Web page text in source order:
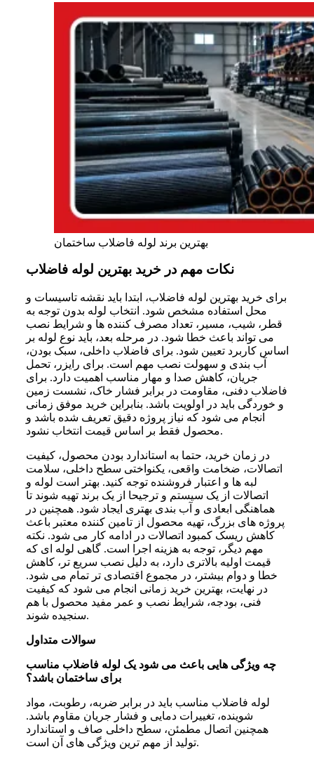
بهترین برند لوله فاضلاب ساختمان
نکات مهم در خرید بهترین لوله فاضلاب
برای خرید بهترین لوله فاضلاب، ابتدا باید نقشه تاسیسات و
محل استفاده مشخص شود. انتخاب لوله بدون توجه به
قطر، شیب، مسیر، تعداد مصرف کننده ها و شرایط نصب
می تواند باعث خطا شود. در مرحله بعد، باید نوع لوله بر
اساس کاربرد تعیین شود. برای فاضلاب داخلی، سبک بودن،
آب بندی و سهولت نصب مهم است. برای رایزر، تحمل
جریان، کاهش صدا و مهار مناسب اهمیت دارد. برای
فاضلاب دفنی، مقاومت در برابر فشار خاک، نشست زمین
و خوردگی باید در اولویت باشد. بنابراین خرید موفق زمانی
انجام می شود که نیاز پروژه دقیق تعریف شده باشد و
محصول فقط بر اساس قیمت انتخاب نشود.
در زمان خرید، حتما به استاندارد بودن محصول، کیفیت
اتصالات، ضخامت واقعی، یکنواختی سطح داخلی، سلامت
لبه ها و اعتبار فروشنده توجه کنید. بهتر است لوله و
اتصالات از یک سیستم و ترجیحا از یک برند تهیه شوند تا
هماهنگی ابعادی و آب بندی بهتری ایجاد شود. همچنین در
پروژه های بزرگ، تهیه محصول از تامین کننده معتبر باعث
کاهش ریسک کمبود اتصالات در ادامه کار می شود. نکته
مهم دیگر، توجه به هزینه اجرا است. گاهی لوله ای که
قیمت اولیه بالاتری دارد، به دلیل نصب سریع تر، کاهش
خطا و دوام بیشتر، در مجموع اقتصادی تر تمام می شود.
در نهایت، بهترین خرید زمانی انجام می شود که کیفیت
فنی، بودجه، شرایط نصب و عمر مفید محصول با هم
سنجیده شوند.
سوالات متداول
چه ویژگی هایی باعث می شود یک لوله فاضلاب مناسب
برای ساختمان باشد؟
لوله فاضلاب مناسب باید در برابر ضربه، رطوبت، مواد
شوینده، تغییرات دمایی و فشار جریان مقاوم باشد.
همچنین اتصال مطمئن، سطح داخلی صاف و استاندارد
تولید از مهم ترین ویژگی های آن است.